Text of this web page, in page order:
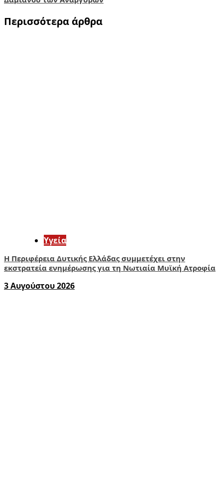
Περισσότερα άρθρα
Υγεία
Η Περιφέρεια Δυτικής Ελλάδας συμμετέχει στην
εκστρατεία ενημέρωσης για τη Νωτιαία Μυϊκή Ατροφία
3 Αυγούστου 2026